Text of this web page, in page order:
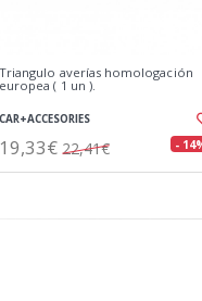
Triangulo averías homologación
europea ( 1 un ).
CAR+ACCESORIES
19,33€ 22,41€ -